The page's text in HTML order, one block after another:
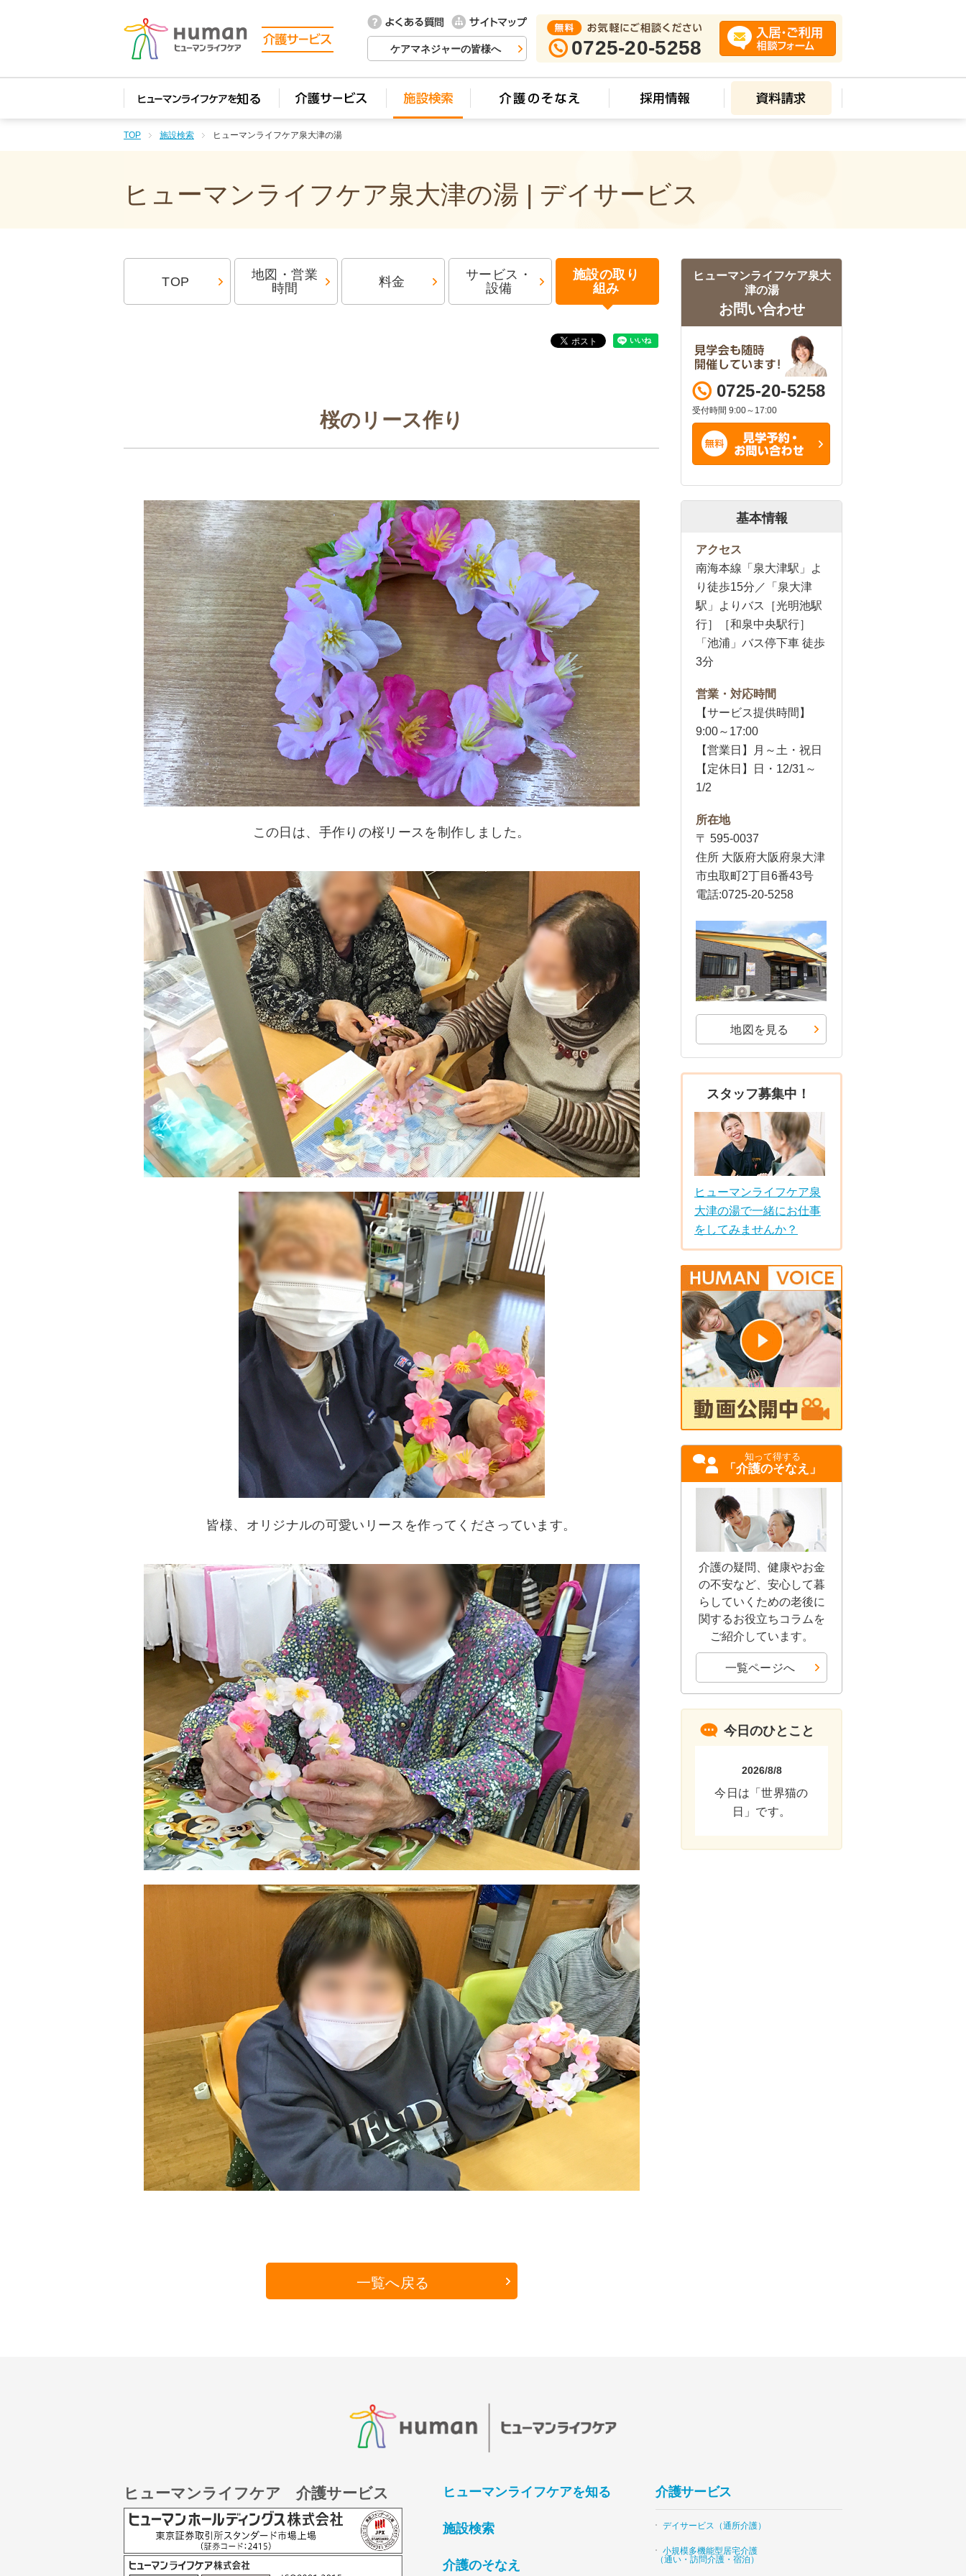
ケアマネジャーの皆様へ 0725-20-5258
TOP 施設検索 ヒューマンライフケア泉大津の湯
ヒューマンライフケア泉大津の湯 | デイサービス
TOP
地図・営業
時間
料金
サービス・
設備
施設の取り
組み
桜のリース作り
この日は、手作りの桜リースを制作しました。
皆様、オリジナルの可愛いリースを作ってくださっています。
一覧へ戻る
ヒューマンライフケア泉大
津の湯
お問い合わせ
0725-20-5258
受付時間 9:00～17:00
基本情報
アクセス
南海本線「泉大津駅」よ
り徒歩15分／「泉大津
駅」よりバス［光明池駅
行］［和泉中央駅行］
「池浦」バス停下車 徒歩
3分
営業・対応時間
【サービス提供時間】
9:00～17:00
【営業日】月～土・祝日
【定休日】日・12/31～
1/2
所在地
〒 595-0037
住所 大阪府大阪府泉大津
市虫取町2丁目6番43号
電話:0725-20-5258
地図を見る
スタッフ募集中！
ヒューマンライフケア泉
大津の湯で一緒にお仕事
をしてみませんか？
知って得する
「介護のそなえ」
介護の疑問、健康やお金
の不安など、安心して暮
らしていくための老後に
関するお役立ちコラムを
ご紹介しています。
一覧ページへ
今日のひとこと
2026/8/8
今日は「世界猫の
日」です。
ヒューマンライフケア 介護サービス ヒューマンライフケアを知る
施設検索
介護のそなえ
介護サービス
デイサービス（通所介護）
小規模多機能型居宅介護
（通い・訪問介護・宿泊）